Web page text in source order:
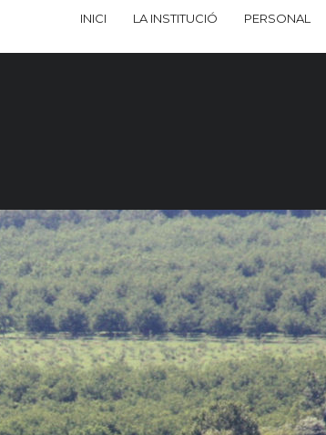
INICI LA INSTITUCIÓ PERSONAL